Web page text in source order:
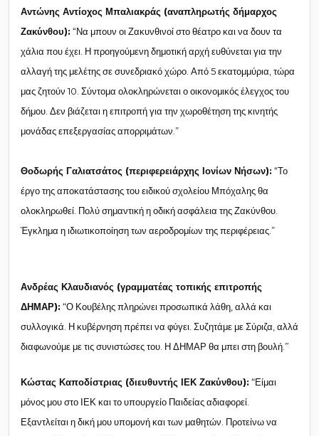
Αντώνης Αντίοχος Μπαλιακράς (αναπληρωτής δήμαρχος
Ζακύνθου): “Να μπουν οι Ζακυνθινοί στο θέατρο και να δουν τα
χάλια που έχει. Η προηγούμενη δημοτική αρχή ευθύνεται για την
αλλαγή της μελέτης σε συνεδριακό χώρο. Από 5 εκατομμύρια, τώρα
μας ζητούν 10. Σύντομα ολοκληρώνεται ο οικονομικός έλεγχος του
δήμου. Δεν βιάζεται η επιτροπή για την χωροθέτηση της κινητής
μονάδας επεξεργασίας απορριμάτων.”
Θοδωρής Γαλιατσάτος (περιφερειάρχης Ιονίων Νήσων): “Το
έργο της αποκατάστασης του ειδικού σχολείου Μπόχαλης θα
ολοκληρωθεί. Πολύ σημαντική η οδική ασφάλεια της Ζακύνθου.
Έγκλημα η ιδιωτικοποίηση των αεροδρομίων της περιφέρειας.”
Ανδρέας Κλαυδιανός (γραμματέας τοπικής επιτροπής
ΔΗΜΑΡ): “Ο Κουβέλης πληρώνει προσωπικά λάθη, αλλά και
συλλογικά. Η κυβέρνηση πρέπει να φύγει. Συζητάμε με Σύριζα, αλλά
διαφωνούμε με τις συνιστώσες του. Η ΔΗΜΑΡ θα μπει στη βουλή.”
Κώστας Καποδίστριας (διευθυντής ΙΕΚ Ζακύνθου): “Είμαι
μόνος μου στο ΙΕΚ και το υπουργείο Παιδείας αδιαφορεί.
Εξαντλείται η δική μου υπομονή και των μαθητών. Προτείνω να